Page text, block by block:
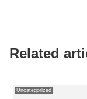
Related
Uncategorized